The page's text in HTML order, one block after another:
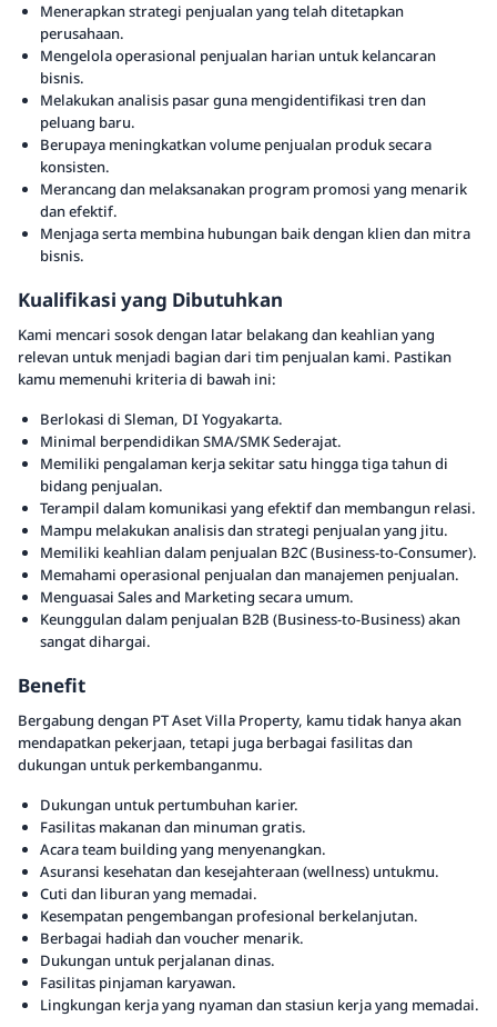
Menerapkan strategi penjualan yang telah ditetapkan
perusahaan.
Mengelola operasional penjualan harian untuk kelancaran
bisnis.
Melakukan analisis pasar guna mengidentifikasi tren dan
peluang baru.
Berupaya meningkatkan volume penjualan produk secara
konsisten.
Merancang dan melaksanakan program promosi yang menarik
dan efektif.
Menjaga serta membina hubungan baik dengan klien dan mitra
bisnis.
Kualifikasi yang Dibutuhkan
Kami mencari sosok dengan latar belakang dan keahlian yang
relevan untuk menjadi bagian dari tim penjualan kami. Pastikan
kamu memenuhi kriteria di bawah ini:
Berlokasi di Sleman, DI Yogyakarta.
Minimal berpendidikan SMA/SMK Sederajat.
Memiliki pengalaman kerja sekitar satu hingga tiga tahun di
bidang penjualan.
Terampil dalam komunikasi yang efektif dan membangun relasi.
Mampu melakukan analisis dan strategi penjualan yang jitu.
Memiliki keahlian dalam penjualan B2C (Business-to-Consumer).
Memahami operasional penjualan dan manajemen penjualan.
Menguasai Sales and Marketing secara umum.
Keunggulan dalam penjualan B2B (Business-to-Business) akan
sangat dihargai.
Benefit
Bergabung dengan PT Aset Villa Property, kamu tidak hanya akan
mendapatkan pekerjaan, tetapi juga berbagai fasilitas dan
dukungan untuk perkembanganmu.
Dukungan untuk pertumbuhan karier.
Fasilitas makanan dan minuman gratis.
Acara team building yang menyenangkan.
Asuransi kesehatan dan kesejahteraan (wellness) untukmu.
Cuti dan liburan yang memadai.
Kesempatan pengembangan profesional berkelanjutan.
Berbagai hadiah dan voucher menarik.
Dukungan untuk perjalanan dinas.
Fasilitas pinjaman karyawan.
Lingkungan kerja yang nyaman dan stasiun kerja yang memadai.